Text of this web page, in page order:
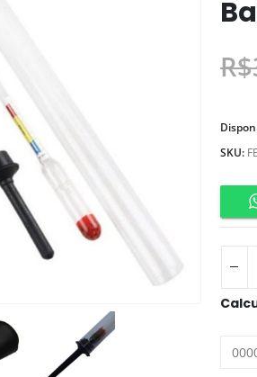
R$
SKU: